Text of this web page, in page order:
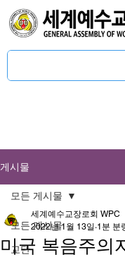
게시물
모든 게시물
교단
모든 게시물
미국 복음주의
세계예수교장로회 WPC
2022년 1월 13일 1분 분